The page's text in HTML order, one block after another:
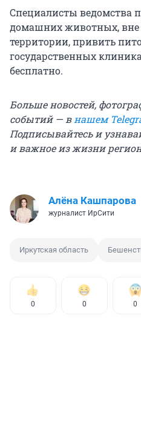
Специалисты ведомства
домашних животных, вне
территории, привить
государственных
бесплатно.
Больше новостей,
событий — внашем
Подписывайтесь и
и важное из жизни
Алёна Кашпарова
журналист ИрСити
Иркутская область
0 0 0